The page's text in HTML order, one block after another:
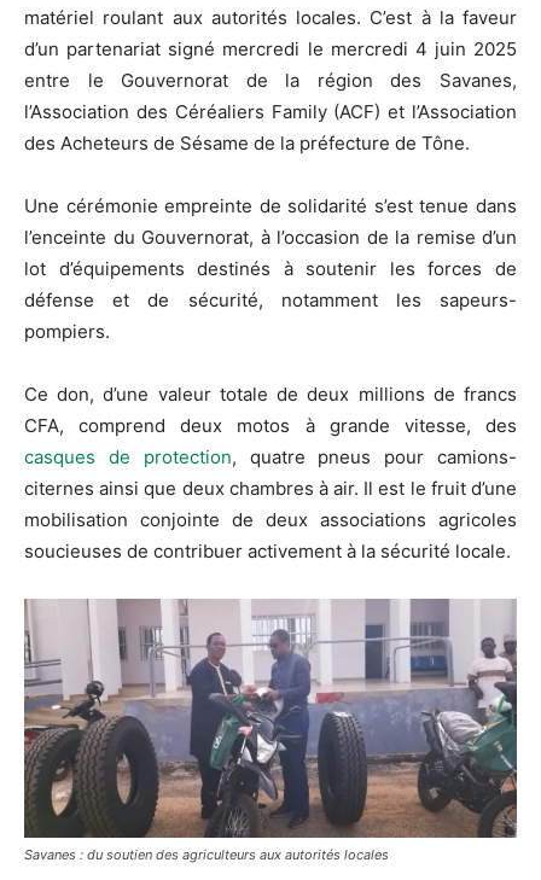
matériel roulant aux autorités locales. C’est à la faveur
d’un partenariat signé mercredi le mercredi 4 juin 2025
entre le Gouvernorat de la région des Savanes,
l’Association des Céréaliers Family (ACF) et l’Association
des Acheteurs de Sésame de la préfecture de Tône.
Une cérémonie empreinte de solidarité s’est tenue dans
l’enceinte du Gouvernorat, à l’occasion de la remise d’un
lot d’équipements destinés à soutenir les forces de
défense et de sécurité, notamment les sapeurs-
pompiers.
Ce don, d’une valeur totale de deux millions de francs
CFA, comprend deux motos à grande vitesse, des
casques de protection, quatre pneus pour camions-
citernes ainsi que deux chambres à air. Il est le fruit d’une
mobilisation conjointe de deux associations agricoles
soucieuses de contribuer activement à la sécurité locale.
Savanes : du soutien des agriculteurs aux autorités locales